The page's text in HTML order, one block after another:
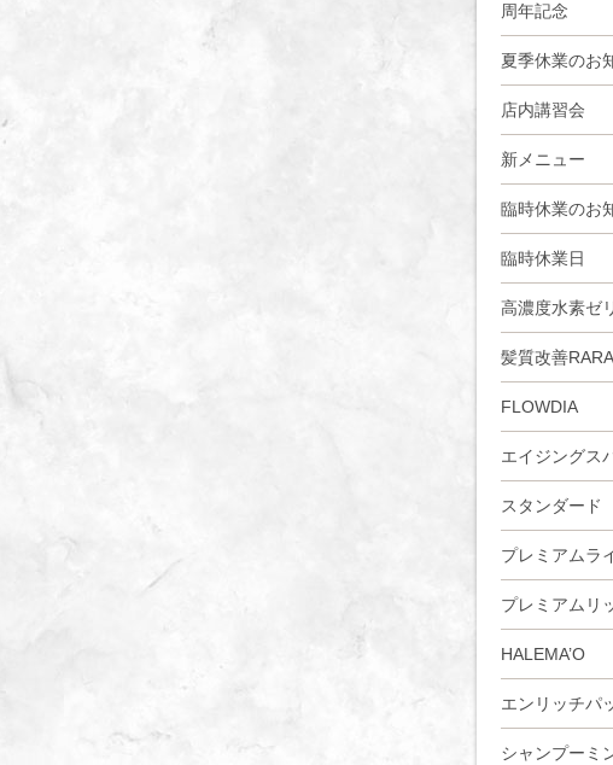
周年記念
夏季休業のお
店内講習会
新メニュー
臨時休業のお
臨時休業日
高濃度水素ゼ
髪質改善RARA
FLOWDIA
エイジングス
スタンダード
プレミアムラ
プレミアムリ
HALEMA’O
エンリッチパ
シャンプーミ